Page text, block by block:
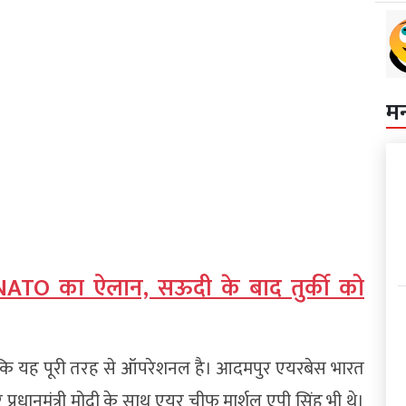
का ऐलान, सऊदी के बाद तुर्की को
यह पूरी तरह से ऑपरेशनल है। आदमपुर एयरबेस भारत